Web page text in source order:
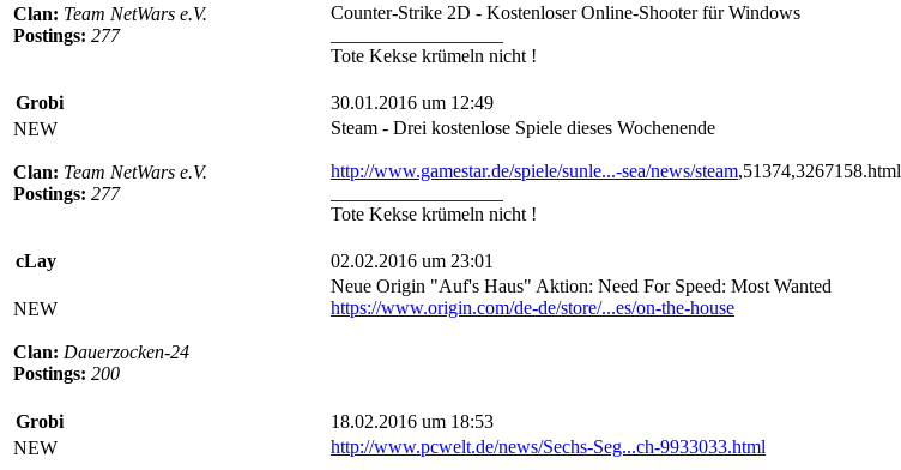
Clan: Team NetWars e.V.
Postings: 277
Counter-Strike 2D - Kostenloser Online-Shooter für Windows
Tote Kekse krümeln nicht !
Grobi 30.01.2016 um 12:49
NEW
Clan: Team NetWars e.V.
Postings: 277
Steam - Drei kostenlose Spiele dieses Wochenende
http://www.gamestar.de/spiele/sunle...-sea/news/steam,51374,3267158.html
Tote Kekse krümeln nicht !
cLay 02.02.2016 um 23:01
NEW
Clan: Dauerzocken-24
Postings: 200
Neue Origin "Auf's Haus" Aktion: Need For Speed: Most Wanted
https://www.origin.com/de-de/store/...es/on-the-house
Grobi 18.02.2016 um 18:53
NEW
http://www.pcwelt.de/news/Sechs-Seg...ch-9933033.html